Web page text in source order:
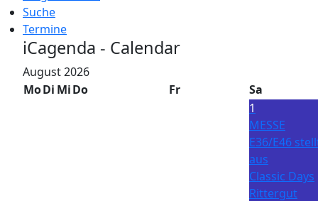
Suche
Termine
iCagenda - Calendar
August 2026
MoDi MiDo Fr
Sa
1
MESSE
E36/E46
aus
Classic Days
Rittergut